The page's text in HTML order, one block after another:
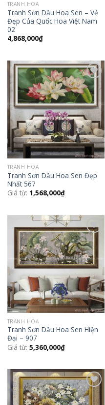
TRANH HOA
Tranh Sơn Dầu Hoa Sen – Vẻ
Đẹp Của Quốc Hoa Việt Nam
02
4,868,000₫
Add to
Wishlist
TRANH HOA
Tranh Sơn Dầu Hoa Sen Đẹp
Nhất 567
Giá từ: 1,568,000₫
Add to
Wishlist
TRANH HOA
Tranh Sơn Dầu Hoa Sen Hiện
Đại – 907
Giá từ: 5,360,000₫
Add to
Wishlist